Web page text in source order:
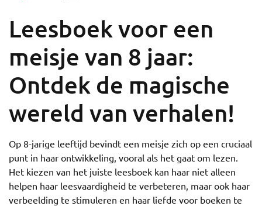
Leesboek voor een
meisje van 8 jaar:
Ontdek de magische
wereld van verhalen!
Op 8-jarige leeftijd bevindt een meisje zich op een cruciaal
punt in haar ontwikkeling, vooral als het gaat om lezen.
Het kiezen van het juiste leesboek kan haar niet alleen
helpen haar leesvaardigheid te verbeteren, maar ook haar
verbeelding te stimuleren en haar liefde voor boeken te